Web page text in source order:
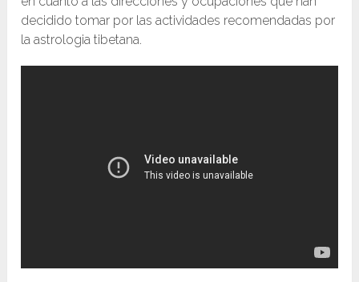
decidido tomar por las actividades recomendadas por
la astrologia tibetana.